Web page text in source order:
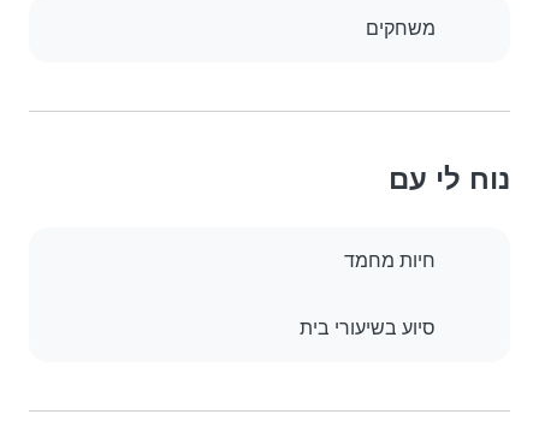
משחקים
נוח לי עם
חיות מחמד
סיוע בשיעורי בית